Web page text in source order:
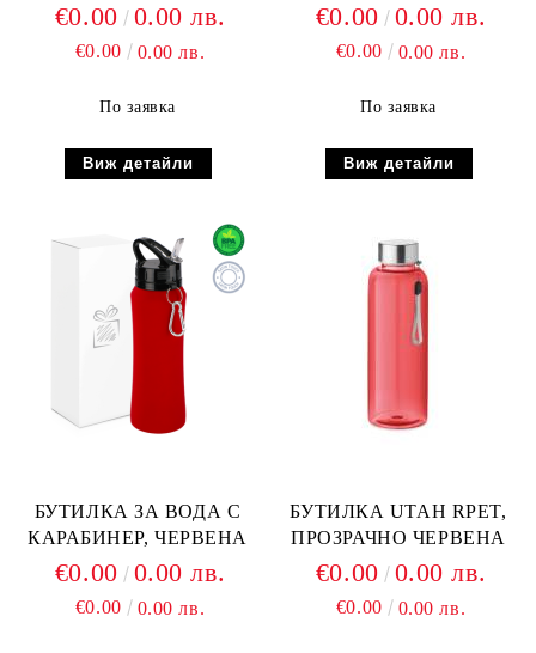
€0.00 0.00 лв.
€0.00 0.00 лв.
По заявка
Виж детайли
€0.00 0.00 лв.
€0.00 0.00 лв.
По заявка
Виж детайли
БУТИЛКА ЗА ВОДА С
КАРАБИНЕР, ЧЕРВЕНА
€0.00 0.00 лв.
€0.00 0.00 лв.
БУТИЛКА UTAH RPET,
ПРОЗРАЧНО ЧЕРВЕНА
€0.00 0.00 лв.
€0.00 0.00 лв.